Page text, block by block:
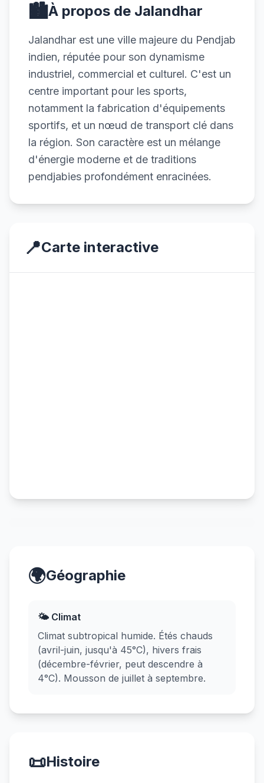
🏙️À propos de Jalandhar
Jalandhar est une ville majeure du Pendjab
indien, réputée pour son dynamisme
industriel, commercial et culturel. C'est un
centre important pour les sports,
notamment la fabrication d'équipements
sportifs, et un nœud de transport clé dans
la région. Son caractère est un mélange
d'énergie moderne et de traditions
pendjabies profondément enracinées.
📍Carte interactive
🌍Géographie
🌤️ Climat
Climat subtropical humide. Étés chauds
(avril-juin, jusqu'à 45°C), hivers frais
(décembre-février, peut descendre à
4°C). Mousson de juillet à septembre.
📜Histoire